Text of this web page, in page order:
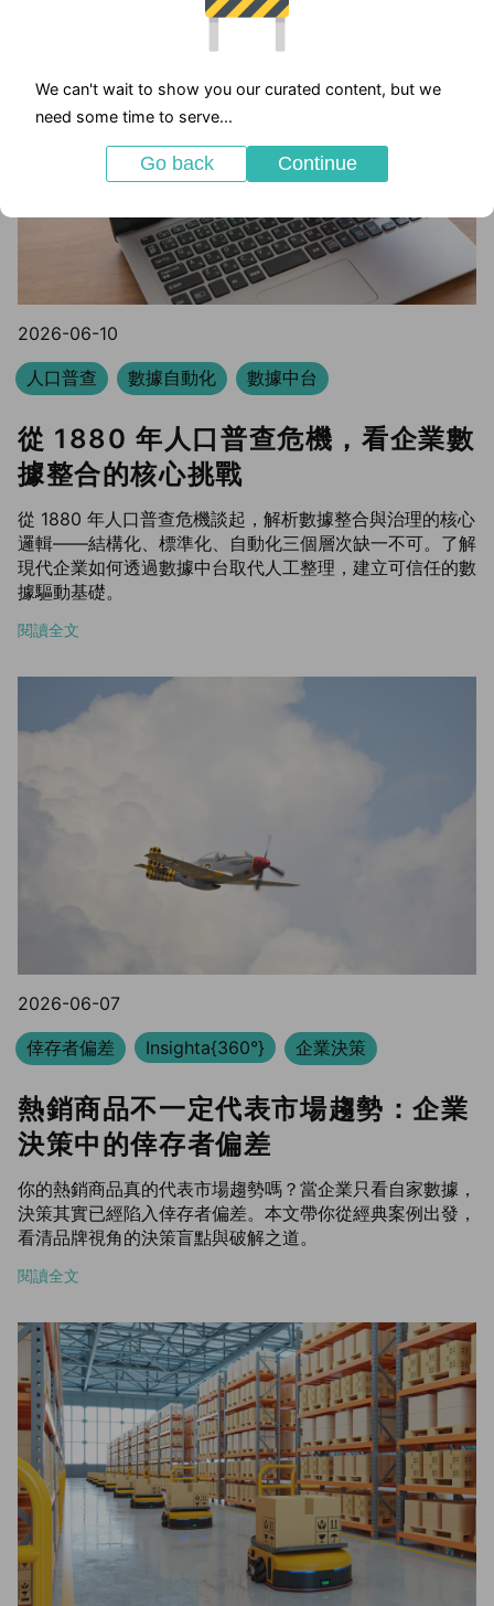
2026-06-10
人口普查
數據自動化 數據中台
從 1880 年人口普查危機，看企業數
據整合的核心挑戰
從 1880 年人口普查危機談起，解析數據整合與治理的核心
邏輯——結構化、標準化、自動化三個層次缺一不可。了解
現代企業如何透過數據中台取代人工整理，建立可信任的數
據驅動基礎。
閱讀全文
2026-06-07
倖存者偏差
Insighta{360°} 企業決策
熱銷商品不一定代表市場趨勢：企業
決策中的倖存者偏差
你的熱銷商品真的代表市場趨勢嗎？當企業只看自家數據，
決策其實已經陷入倖存者偏差。本文帶你從經典案例出發，
看清品牌視角的決策盲點與破解之道。
閱讀全文
We can't wait to show you our curated content, but we
need some time to serve...
Go back Continue